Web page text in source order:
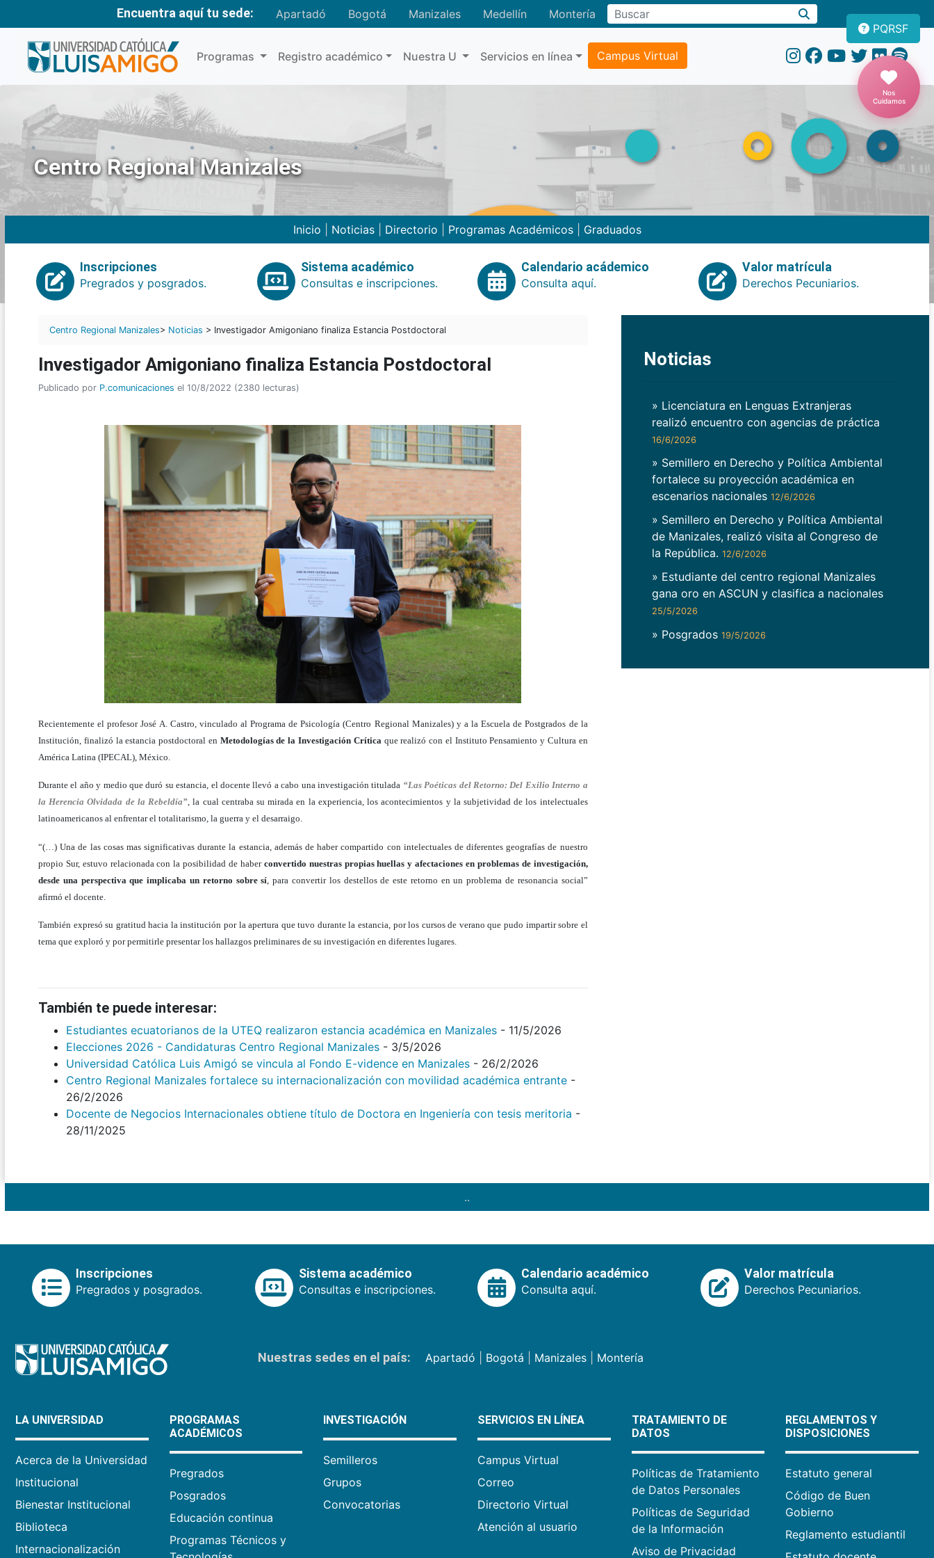
Encuentra aquí tu sede: Apartadó Bogotá Manizales Medellín Montería
Programas Registro académico Nuestra U Servicios en línea Campus Virtual
PQRSF
Nos
Cuidamos
Centro Regional Manizales
Inicio Noticias| Directorio Programas Académicos| Graduados
Inscripciones
Pregrados y posgrados.
Sistema académico
Consultas e inscripciones.
Calendario acádemico
Consulta aquí.
Valor matrícula
Derechos Pecuniarios.
Centro Regional Manizales> Noticias > Investigador Amigoniano finaliza Estancia Postdoctoral
Investigador Amigoniano finaliza Estancia Postdoctoral
Publicado por P.comunicaciones el 10/8/2022 (2380 lecturas)
Recientemente el profesor José A. Castro, vinculado al Programa de Psicología (Centro Regional Manizales) y a la Escuela de Postgrados de la
Institución, finalizó la estancia postdoctoral en Metodologías de la Investigación Críticaque realizó con el Instituto Pensamiento y Cultura en
América Latina (IPECAL), México.
Durante el año y medio que duró su estancia, el docente llevó a cabo una investigación titulada “Las Poéticas del Retorno: Del Exilio Interno a
la Herencia Olvidada de la Rebeldía”, la cual centraba su mirada en la experiencia, los acontecimientos y la subjetividad de los intelectuales
latinoamericanos al enfrentar el totalitarismo, la guerra y el desarraigo.
“(…) Una de las cosas mas significativas durante la estancia, además de haber compartido con intelectuales de diferentes geografías de nuestro
propio Sur, estuvo relacionada con la posibilidad de haber convertido nuestras propias huellas y afectaciones en problemas de investigación,
desde una perspectiva que implicaba un retorno sobre sí, para convertir los destellos de este retorno en un problema de resonancia social”
afirmó el docente.
También expresó su gratitud hacia la institución por la apertura que tuvo durante la estancia, por los cursos de verano que pudo impartir sobre el
tema que exploró y por permitirle presentar los hallazgos preliminares de su investigación en diferentes lugares.
También te puede interesar:
Estudiantes ecuatorianos de la UTEQ realizaron estancia académica en Manizales - 11/5/2026
Elecciones 2026 - Candidaturas Centro Regional Manizales - 3/5/2026
Universidad Católica Luis Amigó se vincula al Fondo E-vidence en Manizales - 26/2/2026
Centro Regional Manizales fortalece su internacionalización con movilidad académica entrante -
26/2/2026
Docente de Negocios Internacionales obtiene título de Doctora en Ingeniería con tesis meritoria -
28/11/2025
Noticias
» Licenciatura en Lenguas Extranjeras
realizó encuentro con agencias de práctica
16/6/2026
» Semillero en Derecho y Política Ambiental
fortalece su proyección académica en
escenarios nacionales 12/6/2026
» Semillero en Derecho y Política Ambiental
de Manizales, realizó visita al Congreso de
la República. 12/6/2026
» Estudiante del centro regional Manizales
gana oro en ASCUN y clasifica a nacionales
25/5/2026
» Posgrados 19/5/2026
..
Inscripciones
Pregrados y posgrados.
Sistema académico
Consultas e inscripciones.
Calendario académico
Consulta aquí.
Valor matrícula
Derechos Pecuniarios.
Nuestras sedes en el país: Apartadó Bogotá Manizales| Montería
LA UNIVERSIDAD
Acerca de la Universidad
Institucional
Bienestar Institucional
Biblioteca
Internacionalización
PROGRAMAS
ACADÉMICOS
Pregrados
Posgrados
Educación continua
Programas Técnicos y
INVESTIGACIÓN
Semilleros
Grupos
Convocatorias
SERVICIOS EN LÍNEA
Campus Virtual
Correo
Directorio Virtual
Atención al usuario
TRATAMIENTO DE
DATOS
Políticas de Tratamiento
de Datos Personales
Políticas de Seguridad
de la Información
Aviso de Privacidad
REGLAMENTOS Y
DISPOSICIONES
Estatuto general
Código de Buen
Gobierno
Reglamento estudiantil